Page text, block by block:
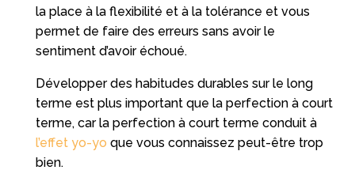
la place à la flexibilité et à la tolérance et vous
permet de faire des erreurs sans avoir le
sentiment d’avoir échoué.
Développer des habitudes durables sur le long
terme est plus important que la perfection à court
terme, car la perfection à court terme conduit à
l’effet yo-yo que vous connaissez peut-être trop
bien.